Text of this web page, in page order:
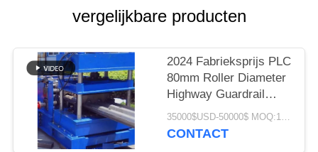
vergelijkbare producten
2024 Fabrieksprijs PLC
80mm Roller Diameter
Highway Guardrail
Forming Machine
35000$USD-50000$ MOQ:1 Instellen
CONTACT